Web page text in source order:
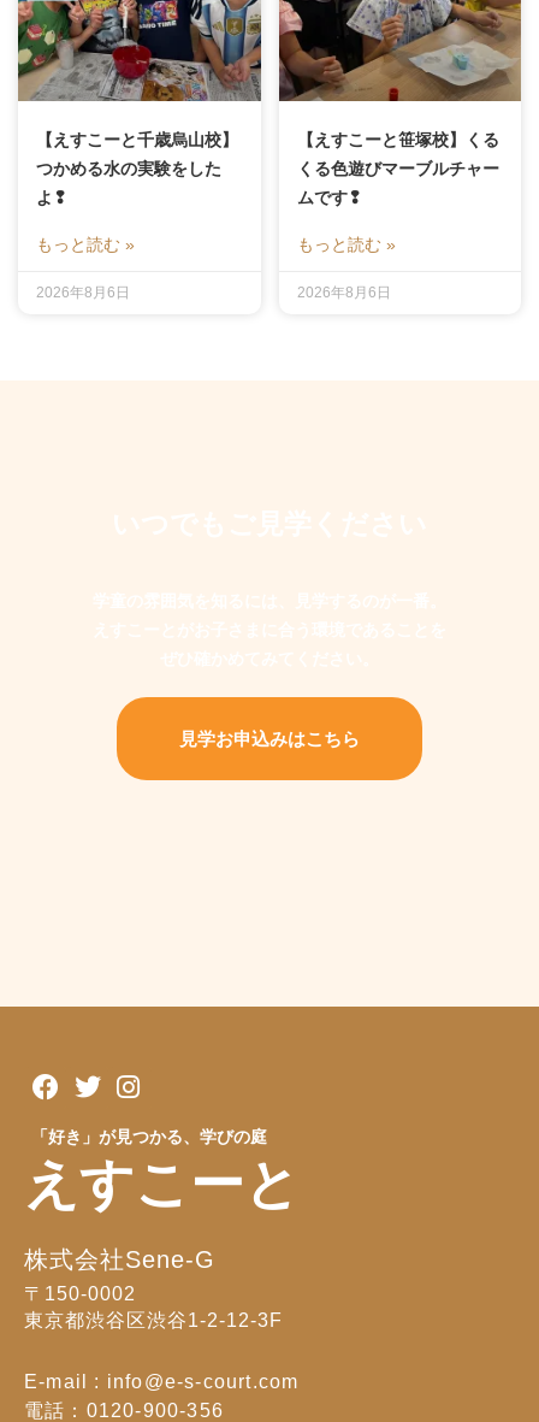
【えすこーと千歳烏山校】
つかめる水の実験をした
よ❢
もっと読む »
2026年8月6日
【えすこーと笹塚校】くる
くる色遊びマーブルチャー
ムです❢
もっと読む »
2026年8月6日
見学お申込みはこちら
「好き」が見つかる、学びの庭
えすこーと
株式会社Sene-G
〒150-0002
東京都渋谷区渋谷1-2-12-3F
E-mail : info@e-s-court.com
電話：0120-900-356